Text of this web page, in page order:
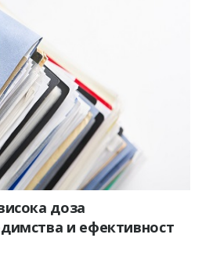
доза
и ефективност